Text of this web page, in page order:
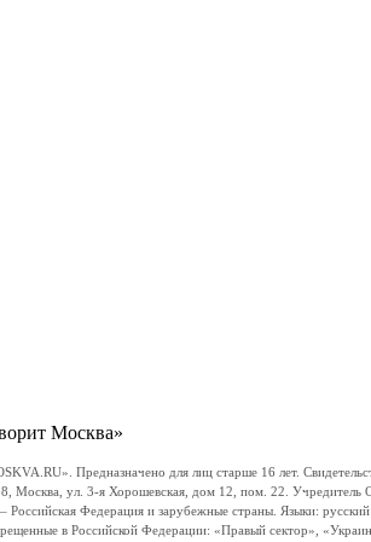
Москва»
Предназначено для лиц старше 16 лет.
Москва, ул. 3-я Хорошевская, дом 12, пом. 22.
Федерация и зарубежные страны. Языки:
в Российской Федерации: «Правый сектор»,